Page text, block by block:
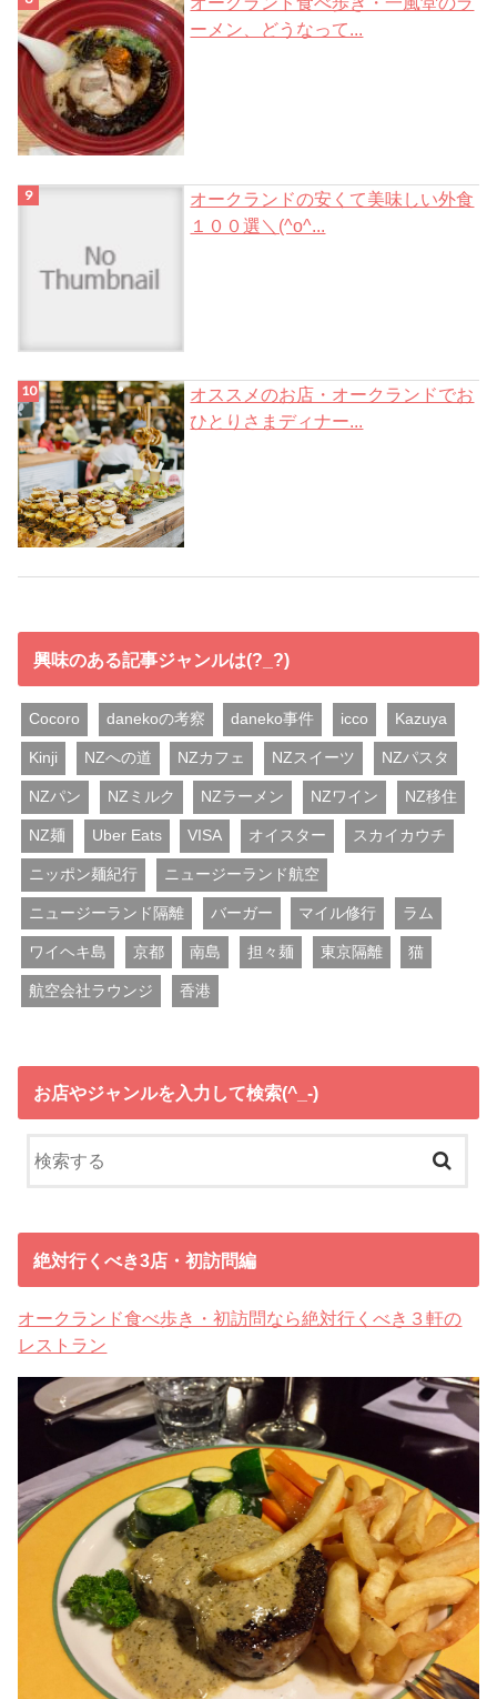
ーメン、どうなって...
オークランドの安くて美味しい外食
１００選＼(^o^...
オススメのお店・オークランドでお
ひとりさまディナー...
興味のある記事ジャンルは(?_?)
Cocoro danekoの考察 daneko事件 icco Kazuya
Kinji NZへの道 NZカフェ NZスイーツ NZパスタ
NZパン NZミルク NZラーメン NZワイン NZ移住
NZ麺 Uber Eats VISA オイスター スカイカウチ
ニッポン麺紀行 ニュージーランド航空
ニュージーランド隔離 バーガー マイル修行 ラム
ワイヘキ島 京都 南島 担々麺 東京隔離 猫
航空会社ラウンジ 香港
お店やジャンルを入力して検索(^_-)
絶対行くべき3店・初訪問編
オークランド食べ歩き・初訪問なら絶対行くべき３軒の
レストラン